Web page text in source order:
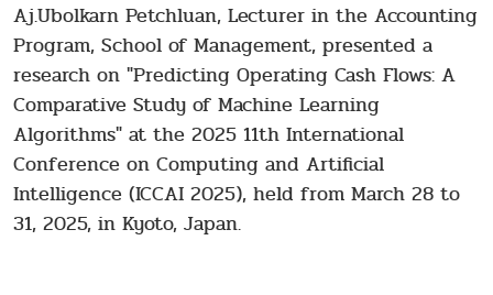
Aj.Ubolkarn Petchluan, Lecturer in the Accounting
Program, School of Management, presented a
research on "Predicting Operating Cash Flows: A
Comparative Study of Machine Learning
Algorithms" at the 2025 11th International
Conference on Computing and Artificial
Intelligence (ICCAI 2025), held from March 28 to
31, 2025, in Kyoto, Japan.